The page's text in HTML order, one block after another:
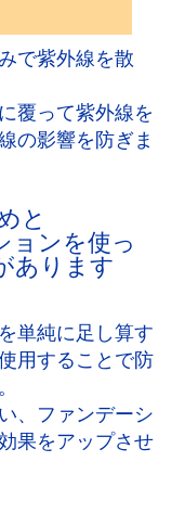
で紫外線を散
覆って紫外線を
の影響を防ぎま
と
ョンを使っ
あります
単純に足し算す
用することで防
、ファンデーシ
果をアップさせ